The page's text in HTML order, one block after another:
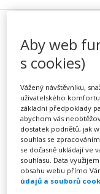
Jak
myšlení
lepší
Pořádá
TERMÍN
Aby web
s cookies)
Vážený návštěvníku,
uživatelského
základní předpoklady
abychom vás
dostatek podnětů, jak
souhlas se
se dočasně ukládají ve
souhlasu. Data
obsahu webu přímo
údajů a souborů